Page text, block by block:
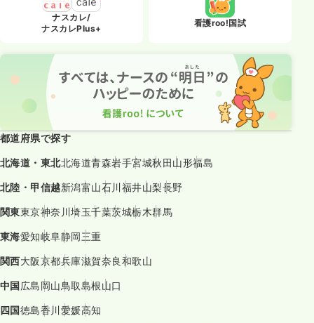
ナスカレ/
ナスカレPlus+
看護roo!国試
都道府県で探す
北海道・東北北海道青森岩手宮城秋田山形福島
北陸・甲信越新潟富山石川福井山梨長野
関東東京神奈川埼玉千葉茨城栃木群馬
東海愛知岐阜静岡三重
関西大阪京都兵庫滋賀奈良和歌山
中国広島岡山鳥取島根山口
四国徳島香川愛媛高知